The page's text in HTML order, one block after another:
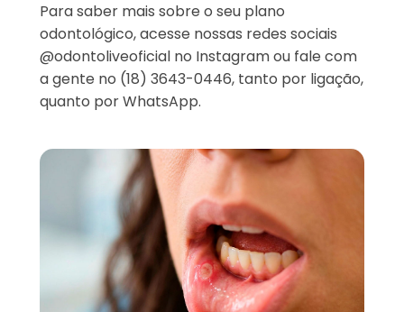
Para saber mais sobre o seu plano
odontológico,acesse nossas redes sociais
@odontoliveoficial no Instagramou fale com
a gente no (18) 3643-0446, tanto por ligação,
quanto por WhatsApp.